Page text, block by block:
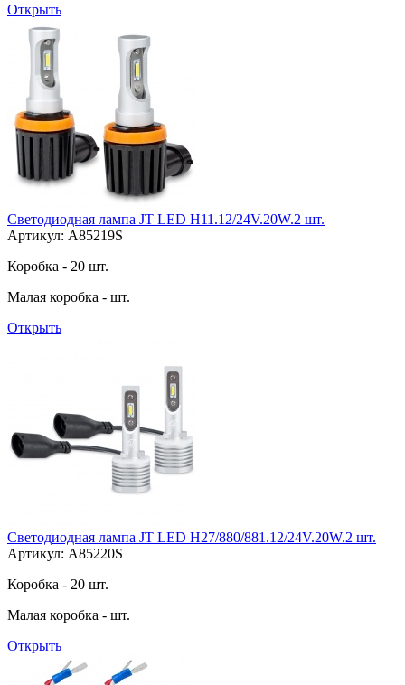
Открыть
Светодиодная лампа JT LED H11.12/24V.20W.2 шт.
Артикул: A85219S
Коробка - 20 шт.
Малая коробка - шт.
Открыть
Светодиодная лампа JT LED H27/880/881.12/24V.20W.2 шт.
Артикул: A85220S
Коробка - 20 шт.
Малая коробка - шт.
Открыть